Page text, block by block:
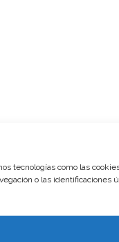
tecnologías como las
o las